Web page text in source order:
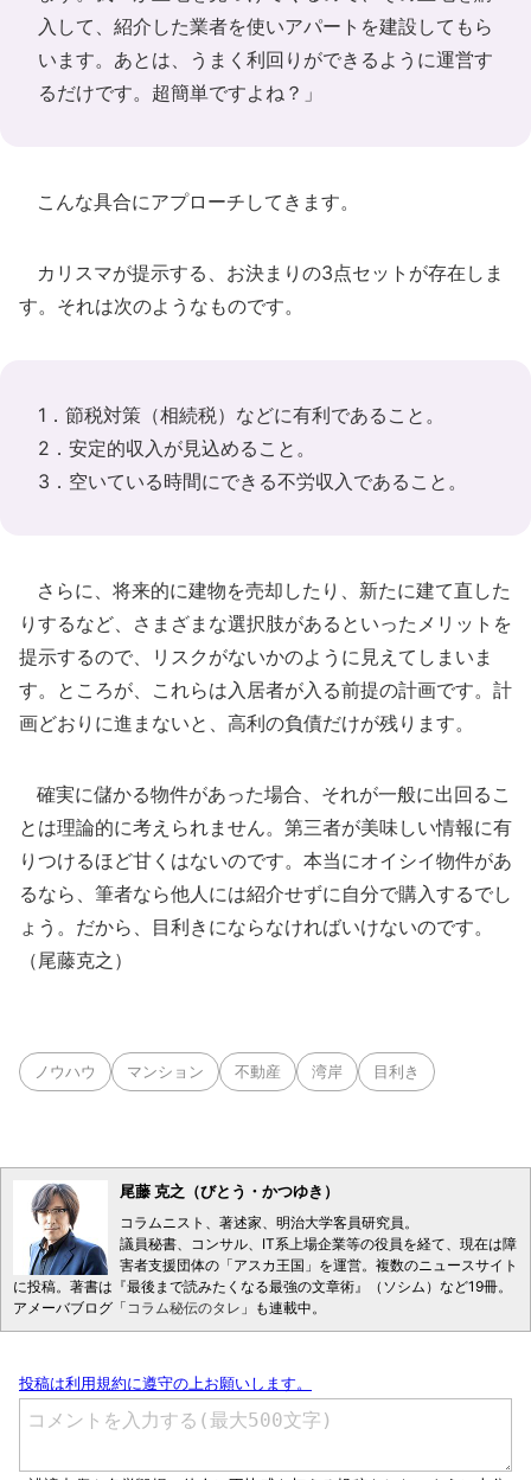
入して、紹介した業者を使いアパートを建設してもら
います。あとは、うまく利回りができるように運営す
るだけです。超簡単ですよね？」
こんな具合にアプローチしてきます。
カリスマが提示する、お決まりの3点セットが存在しま
す。それは次のようなものです。
1．節税対策（相続税）などに有利であること。
2．安定的収入が見込めること。
3．空いている時間にできる不労収入であること。
さらに、将来的に建物を売却したり、新たに建て直した
りするなど、さまざまな選択肢があるといったメリットを
提示するので、リスクがないかのように見えてしまいま
す。ところが、これらは入居者が入る前提の計画です。計
画どおりに進まないと、高利の負債だけが残ります。
確実に儲かる物件があった場合、それが一般に出回るこ
とは理論的に考えられません。第三者が美味しい情報に有
りつけるほど甘くはないのです。本当にオイシイ物件があ
るなら、筆者なら他人には紹介せずに自分で購入するでし
ょう。だから、目利きにならなければいけないのです。
（尾藤克之）
ノウハウ マンション 不動産 湾岸 目利き
尾藤 克之（びとう・かつゆき）
コラムニスト、著述家、明治大学客員研究員。
議員秘書、コンサル、IT系上場企業等の役員を経て、現在は障
害者支援団体の「アスカ王国」を運営。複数のニュースサイト
に投稿。著書は『最後まで読みたくなる最強の文章術』（ソシム）など19冊。
アメーバブログ「コラム秘伝のタレ 」も連載中。